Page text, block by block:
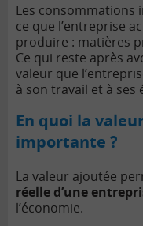
Les
ce que l’entreprise
produire : matières
Ce qui reste après
valeur que
à son travail et à ses
En quoi la
importante ?
La valeur ajoutée
réelle d’une
l’économie.